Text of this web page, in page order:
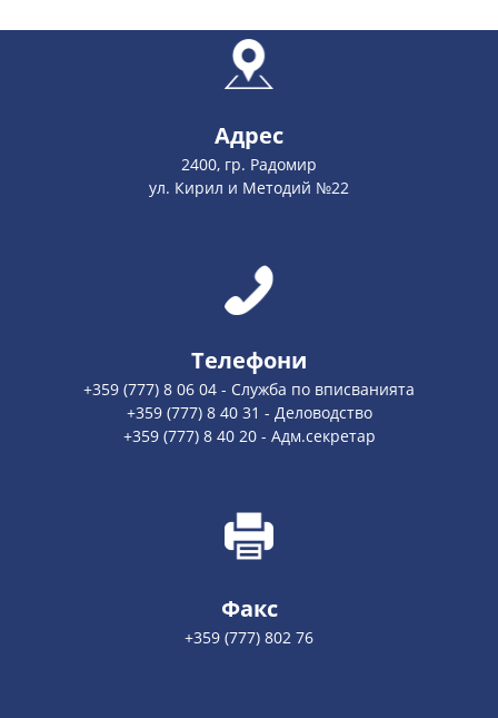
Адрес
2400, гр. Радомир
ул. Кирил и Методий №22
Телефони
+359 (777) 8 06 04 - Служба по вписванията
+359 (777) 8 40 31 - Деловодство
+359 (777) 8 40 20 - Адм.секретар
Факс
+359 (777) 802 76